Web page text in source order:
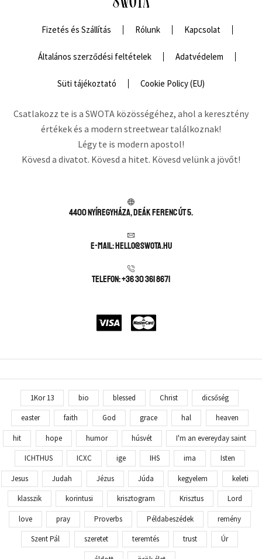
Fizetés és Szállítás Rólunk Kapcsolat
Általános szerződési feltételek Adatvédelem
Süti tájékoztató Cookie Policy (EU)
Csatlakozz te is a SWOTA közösségéhez, ahol a keresztény
értékek és a modern streetwear találkoznak!
Légy te is modern apostol!
Kövesd a divatot. Kövesd a hitet. Kövesd velünk a jövőt!
4400 Nyíregyháza, Deák Ferenc út 5.
E-mail: hello@swota.hu
Telefon: +36 30 361 8671
1Kor 13 bio blessed Christ dicsőség
easter faith God grace hal heaven
hit hope humor húsvét I'm an evereyday saint
ICHTHUS ICXC ige IHS ima Isten
Jesus Judah Jézus Júda kegyelem keleti
klasszik korintusi krisztogram Krisztus Lord
love pray Proverbs Példabeszédek remény
Szent Pál szeretet teremtés trust Úr